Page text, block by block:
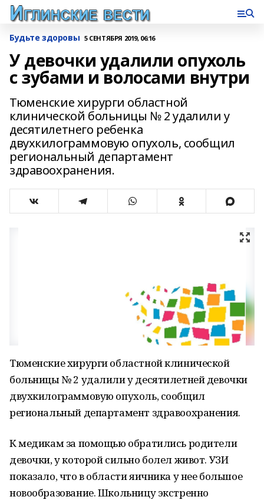
Будьте здоровы 5 СЕНТЯБРЯ 2019, 06:16
У девочки удалили опухоль
с зубами и волосами внутри
Тюменские хирурги областной
клинической больницы № 2 удалили у
десятилетнего ребенка
двухкилограммовую опухоль, сообщил
региональный департамент
здравоохранения.
Тюменские хирурги областной клинической
больницы № 2 удалили у десятилетней девочки
двухкилограммовую опухоль, сообщил
региональный департамент здравоохранения.
К медикам за помощью обратились родители
девочки, у которой сильно болел живот. УЗИ
показало, что в области яичника у нее большое
новообразование. Школьницу экстренно